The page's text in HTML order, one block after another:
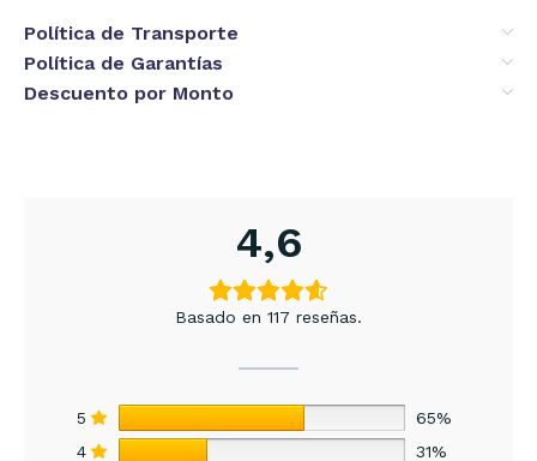
Política de Transporte
Política de Garantías
Descuento por Monto
4,6
Basado en 117 reseñas.
5
65%
4
31%